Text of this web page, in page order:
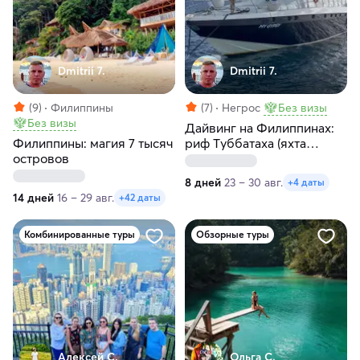
Dmitrii 7.
(9)
Филиппины
Без визы
Филиппины: магия 7 тысяч
островов
14 дней 16 – 29 авг. +42 даты
Dmitrii 7.
(7) Негрос Без визы
Дайвинг на Филиппинах:
риф Tуббатаха (яхта
Gypsy)
8 дней 23 – 30 авг. +4 даты
Комбинированные туры
Алексей С.
Обзорные туры
Ольга С.